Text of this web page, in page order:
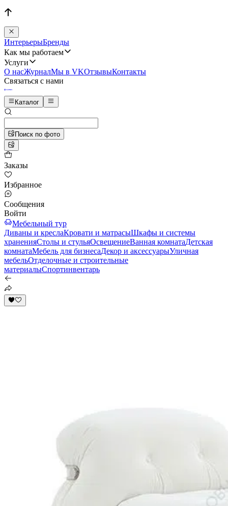
ИнтерьерыБренды
Как мы работаем
Услуги
О насЖурналМы в VKОтзывыКонтакты
Связаться с нами
Каталог
Поиск по фото
Заказы
Избранное
Сообщения
Войти
Мебельный тур
Диваны и креслаКровати и матрасыШкафы и системы
храненияСтолы и стульяОсвещениеВанная комнатаДетская
комнатаМебель для бизнесаДекор и аксессуарыУличная
мебельОтделочные и строительные
материалыСпортинвентарь